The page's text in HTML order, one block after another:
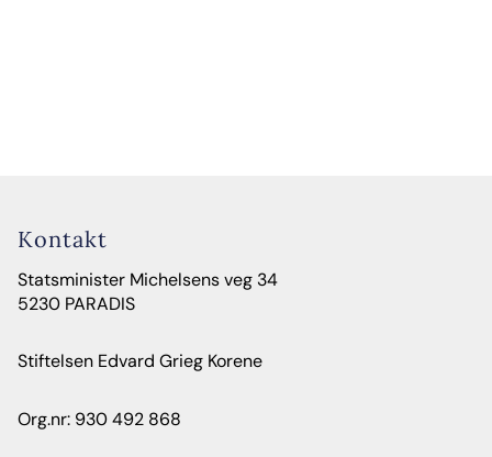
Kontakt
Statsminister Michelsens veg 34
5230 PARADIS
Stiftelsen Edvard Grieg Korene
Org.nr: 930 492 868